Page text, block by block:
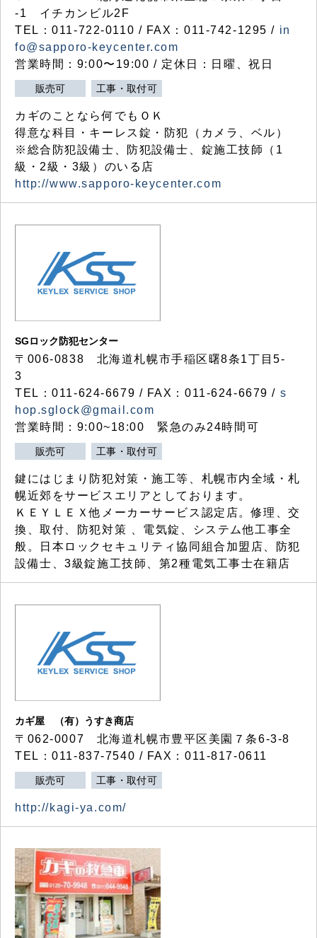
-1 イチカンビル2F
TEL：011-722-0110 / FAX：011-742-1295 / in
fo@sapporo-keycenter.com
営業時間：9:00〜19:00 / 定休日：日曜、祝日
販売可 工事・取付可
カギのことなら何でもＯＫ
得意な科目・キーレス錠・防犯（カメラ、ベル）
※総合防犯設備士、防犯設備士、錠施工技師（1
級・2級・3級）のいる店
http://www.sapporo-keycenter.com
SGロック防犯センター
〒006-0838 北海道札幌市手稲区曙8条1丁目5-
3
TEL：011-624-6679 / FAX：011-624-6679 / s
hop.sglock@gmail.com
営業時間：9:00~18:00 緊急のみ24時間可
販売可 工事・取付可
鍵にはじまり防犯対策・施工等、札幌市内全域・札
幌近郊をサービスエリアとしております。
ＫＥＹＬＥＸ他メーカーサービス認定店。修理、交
換、取付、防犯対策 、電気錠、システム他工事全
般。日本ロックセキュリティ協同組合加盟店、防犯
設備士、3級錠施工技師、第2種電気工事士在籍店
カギ屋 （有）うすき商店
〒062-0007 北海道札幌市豊平区美園７条6-3-8
TEL：011-837-7540 / FAX：011-817-0611
販売可 工事・取付可
http://kagi-ya.com/